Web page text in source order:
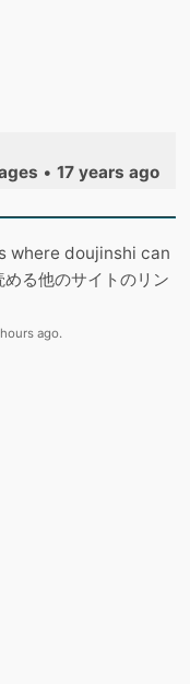
• 17 years ago
where doujinshi can
る他のサイトのリン
ago.